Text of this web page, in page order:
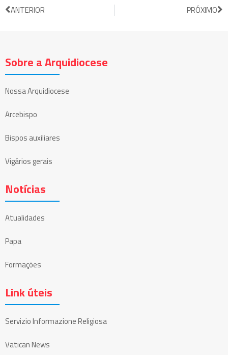
ANTERIOR PRÓXIMO
Sobre a Arquidiocese
Nossa Arquidiocese
Arcebispo
Bispos auxiliares
Vigários gerais
Notícias
Atualidades
Papa
Formações
Link úteis
Servizio Informazione Religiosa
Vatican News